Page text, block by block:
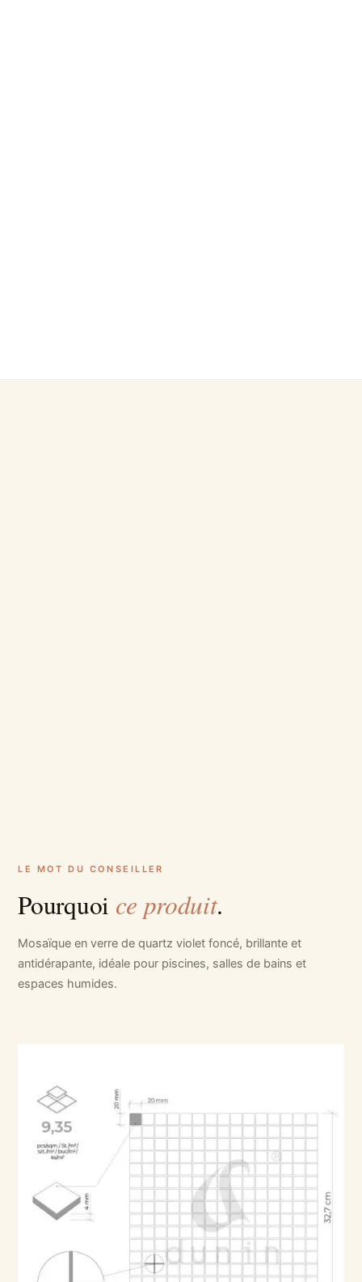
LE MOT DU CONSEILLER
Pourquoi ce produit.
Mosaïque en verre de quartz violet foncé, brillante et
antidérapante, idéale pour piscines, salles de bains et
espaces humides.